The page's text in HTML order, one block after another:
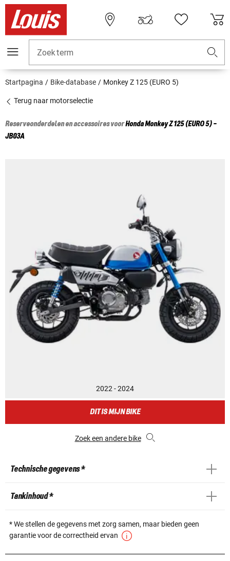
Zoekterm
Startpagina Bike-database Monkey Z 125 (EURO 5)
Terug naar motorselectie
Reserveonderdelen en accessoires voorHondaMonkey Z 125 (EURO 5) -
JB03A
2022 - 2024
DIT IS MIJN BIKE
Zoek een andere bike
Technische gegevens *
Tankinhoud *
* We stellen de gegevens met zorg samen, maar bieden geen
garantie voor de correctheid ervan